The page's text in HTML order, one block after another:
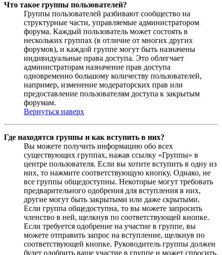
Что такое группы пользователей?
Группы пользователей разбивают сообщество на
структурные части, управляемые администратором
форума. Каждый пользователь может состоять в
нескольких группах (в отличие от многих других
форумов), и каждой группе могут быть назначены
индивидуальные права доступа. Это облегчает
администраторам назначение прав доступа
одновременно большому количеству пользователей,
например, изменение модераторских прав или
предоставление пользователям доступа к закрытым
форумам.
Вернуться наверх
Где находятся группы и как вступить в них?
Вы можете получить информацию обо всех
существующих группах, нажав ссылку «Группы» в
центре пользователя. Если вы хотите вступить в одну из
них, то нажмите соответствующую кнопку. Однако, не
все группы общедоступны. Некоторые могут требовать
предварительного одобрения для вступления в них,
другие могут быть закрытыми или даже скрытыми.
Если группа общедоступна, то вы можете запросить
членство в ней, щелкнув по соответствующей кнопке.
Если требуется одобрение на участие в группе, вы
можете отправить запрос на вступление, щелкнув по
соответствующей кнопке. Руководитель группы должен
будет одобрить ваше участие в группе и может спросить,